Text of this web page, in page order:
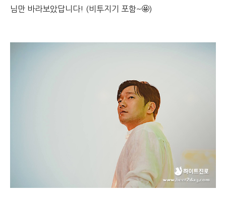
님만 바라보았답니다! (비투지기 포함~🤩)